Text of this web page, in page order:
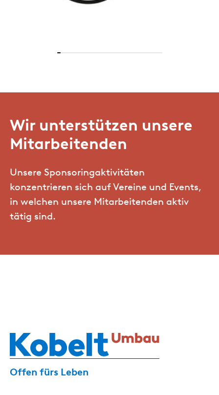
Wir unterstützen unsere
Mitarbeitenden
Unsere Sponsoringaktivitäten
konzentrieren sich auf Vereine und Events,
in welchen unsere Mitarbeitenden aktiv
tätig sind.
Offen fürs Leben